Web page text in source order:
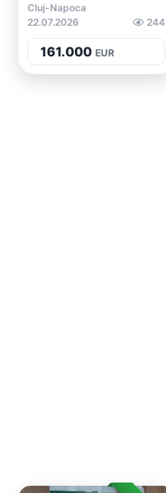
Cluj-Napoca
22.07.2026
244
161.000 EUR